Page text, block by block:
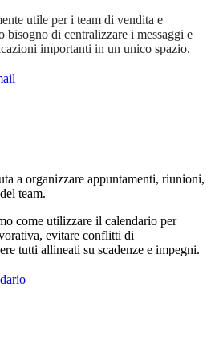
utile per i team di vendita e
bisogno di centralizzare i messaggi e
importanti in un unico spazio.
a organizzare appuntamenti, riunioni,
team.
come utilizzare il calendario per
evitare conflitti di
tutti allineati su scadenze e impegni.